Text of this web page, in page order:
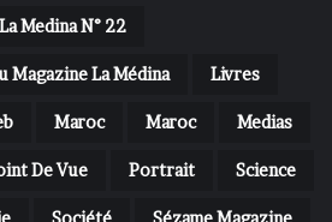
La Medina N° 22
Magazine La Médina Livres
Maroc Maroc Medias
De Vue Portrait Science
Société Sézame Magazine